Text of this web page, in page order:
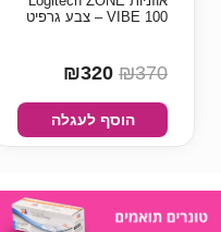
VIBE 100 – צבע גרפיט
₪370
הוסף לעגלה